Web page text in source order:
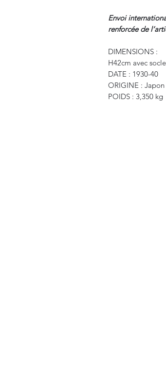
Envoi
renforcée de
DIMENSIONS :
H42cm avec
DATE : 1930-40
ORIGINE : Japon
POIDS : 3,350 kg